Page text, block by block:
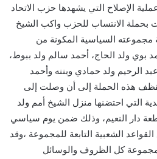
الإصلاح التي يشهدها حزب الاتحاد
بحملة الانتساب للحزب واكب الشيخ
السياسية المكونة من
بوي ولد الحاج، أحمد سالم ولد ببوط،
الرحيم ولد حمادي وبننه وأحمد
هذه الحملة إلى أن وصلت إلى
التي احتضنها منزل الشيخ أمم ولد
دار النعيم، وذلك ضمن يوم سياسي
الشعبية التابعة للمجموعة ،وقد
كل الظروف والوسائل